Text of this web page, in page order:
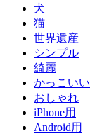
犬
猫
世界遺産
シンプル
綺麗
かっこいい
おしゃれ
iPhone用
Android用